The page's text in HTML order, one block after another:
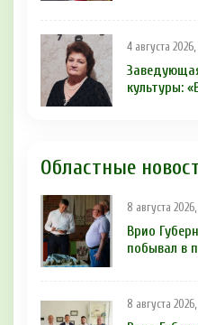
4 августа 2026,
культуры:
Областные
8 августа
Врио
побывал в
8 августа